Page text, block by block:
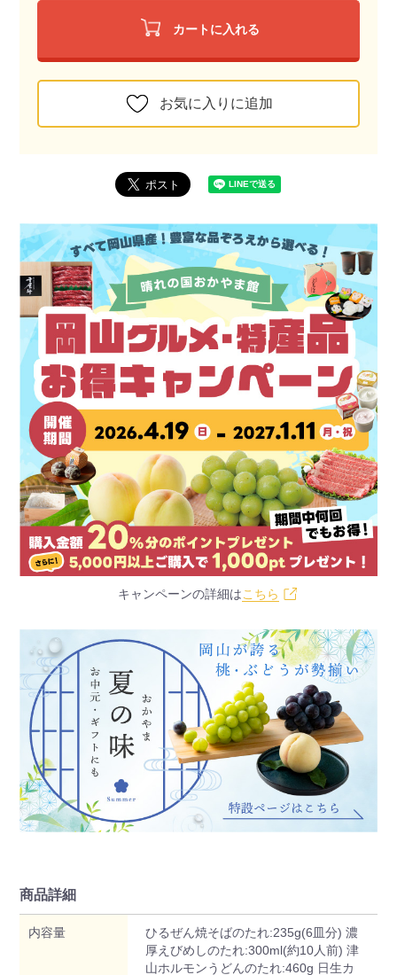
カートに入れる
お気に入りに追加
キャンペーンの詳細はこちら
商品詳細
内容量
ひるぜん焼そばのたれ:235g(6皿分) 濃
厚えびめしのたれ:300ml(約10人前) 津
山ホルモンうどんのたれ:460g 日生カ